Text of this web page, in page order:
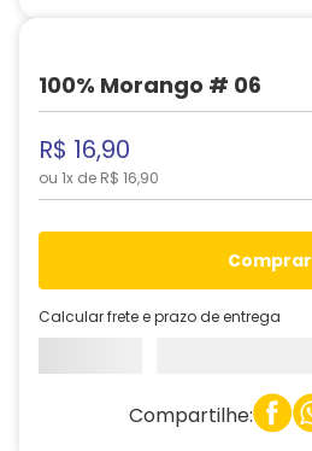
100% Morango # 06
R$ 16,90
ou 1x de R$ 16,90
comprar
Calcular frete e prazo de entrega
Compartilhe: